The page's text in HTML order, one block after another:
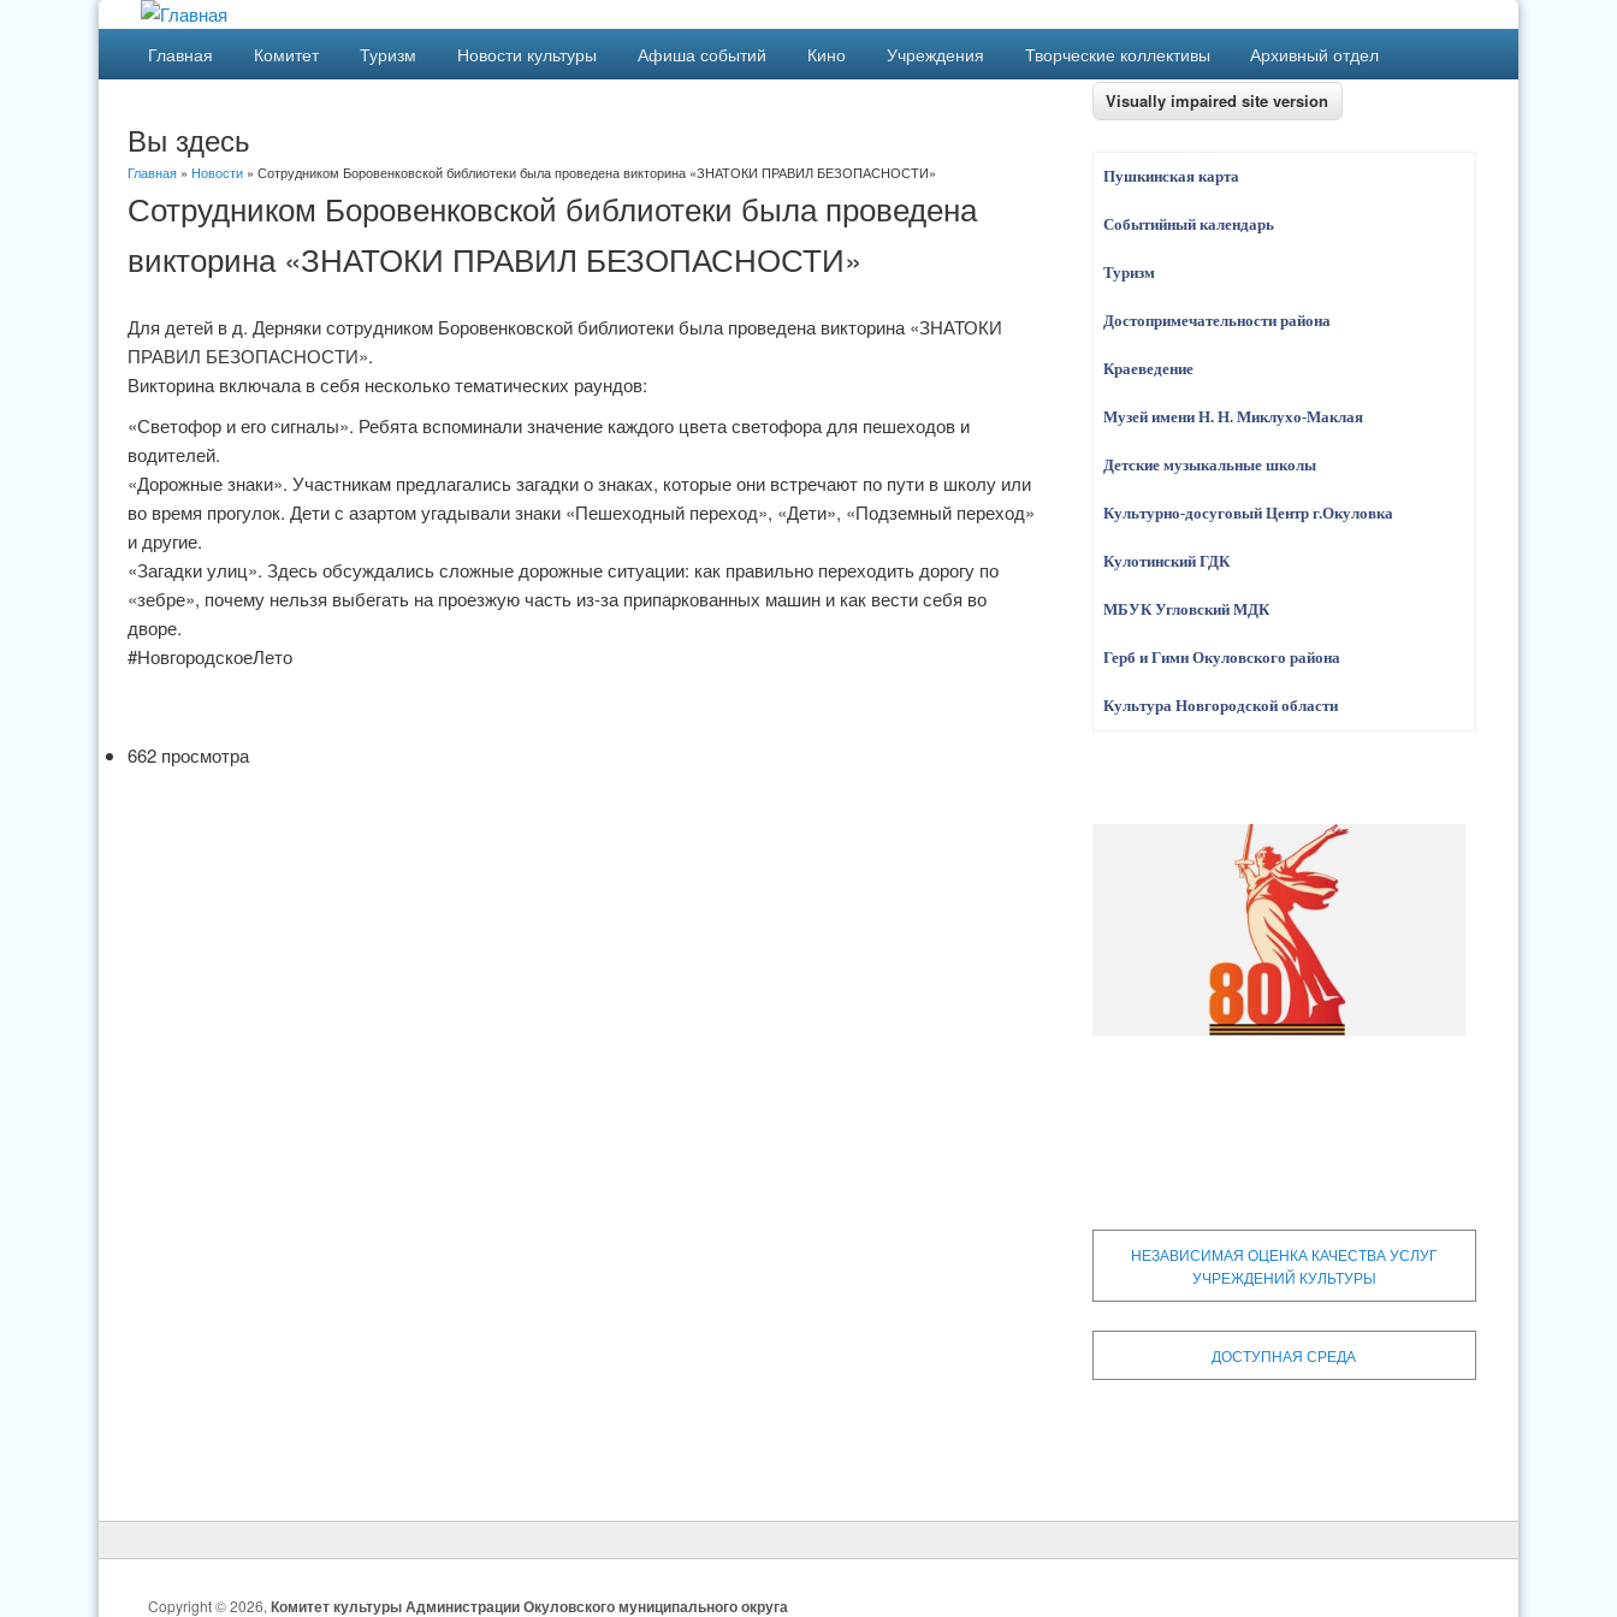
Главная Комитет Туризм Новости культуры Афиша событий Кино Учреждения Творческие коллективы Архивный отдел
Вы здесь
Главная» Новости» Сотрудником Боровенковской библиотеки была проведена викторина «ЗНАТОКИ ПРАВИЛ БЕЗОПАСНОСТИ»
Сотрудником Боровенковской библиотеки была проведена
викторина «ЗНАТОКИ ПРАВИЛ БЕЗОПАСНОСТИ»
Для детей в д. Дерняки сотрудником Боровенковской библиотеки была проведена викторина «ЗНАТОКИ
ПРАВИЛ БЕЗОПАСНОСТИ».
Викторина включала в себя несколько тематических раундов:
«Светофор и его сигналы». Ребята вспоминали значение каждого цвета светофора для пешеходов и
водителей.
«Дорожные знаки». Участникам предлагались загадки о знаках, которые они встречают по пути в школу или
во время прогулок. Дети с азартом угадывали знаки «Пешеходный переход», «Дети», «Подземный переход»
и другие.
«Загадки улиц». Здесь обсуждались сложные дорожные ситуации: как правильно переходить дорогу по
«зебре», почему нельзя выбегать на проезжую часть из-за припаркованных машин и как вести себя во
дворе.
#НовгородскоеЛето
662 просмотра
Пушкинская карта
Событийный календарь
Туризм
Достопримечательности района
Краеведение
Музей имени Н. Н. Миклухо-Маклая
Детские музыкальные школы
Культурно-досуговый Центр г.Окуловка
Кулотинский ГДК
МБУК Угловский МДК
Герб и Гимн Окуловского района
Культура Новгородской области
НЕЗАВИСИМАЯ ОЦЕНКА КАЧЕСТВА УСЛУГ
УЧРЕЖДЕНИЙ КУЛЬТУРЫ
ДОСТУПНАЯ СРЕДА
Copyright © 2026,Комитет культуры Администрации Окуловского муниципального округа